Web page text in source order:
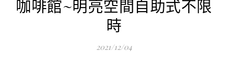
咖啡館~明亮空間自助式不限
時
2021/12/04